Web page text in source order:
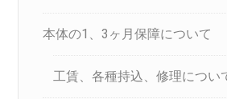
本体の1、3ヶ月保障について
工賃、各種持込、修理につい